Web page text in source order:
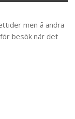
men å andra
besök när det